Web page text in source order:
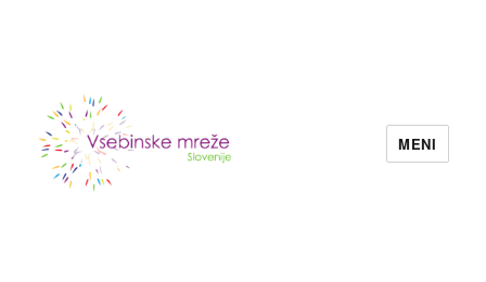
MENI